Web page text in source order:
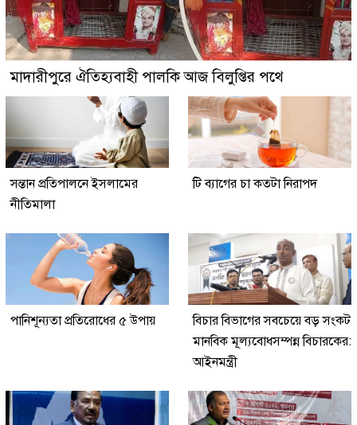
মাদারীপুরে ঐতিহ্যবাহী পালকি আজ বিলুপ্তির পথে
সন্তান প্রতিপালনে ইসলামের
নীতিমালা
টি ব্যাগের চা কতটা নিরাপদ
পানিশূন্যতা প্রতিরোধের ৫ উপায়
বিচার বিভাগের সবচেয়ে বড় সংকট
মানবিক মূল্যবোধসম্পন্ন বিচারকের:
আইনমন্ত্রী